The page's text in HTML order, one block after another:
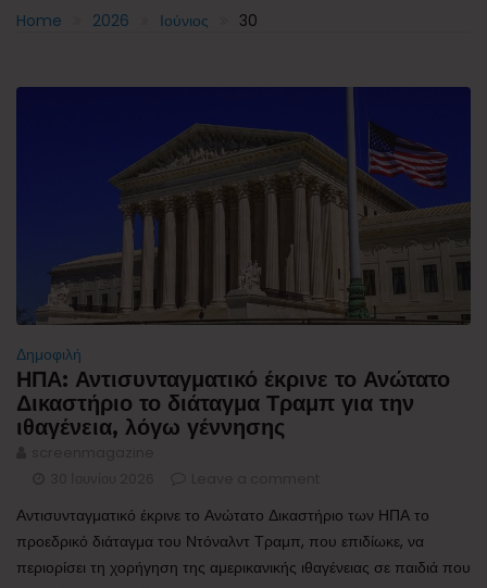
Home 2026 Ιούνιος 30
Δημοφιλή
ΗΠΑ: Αντισυνταγματικό έκρινε το Ανώτατο
Δικαστήριο το διάταγμα Τραμπ για την
ιθαγένεια, λόγω γέννησης
Αντισυνταγματικό έκρινε το Ανώτατο Δικαστήριο των ΗΠΑ το
προεδρικό διάταγμα του Ντόναλντ Τραμπ, που επιδίωκε, να
περιορίσει τη χορήγηση της αμερικανικής ιθαγένειας σε παιδιά που